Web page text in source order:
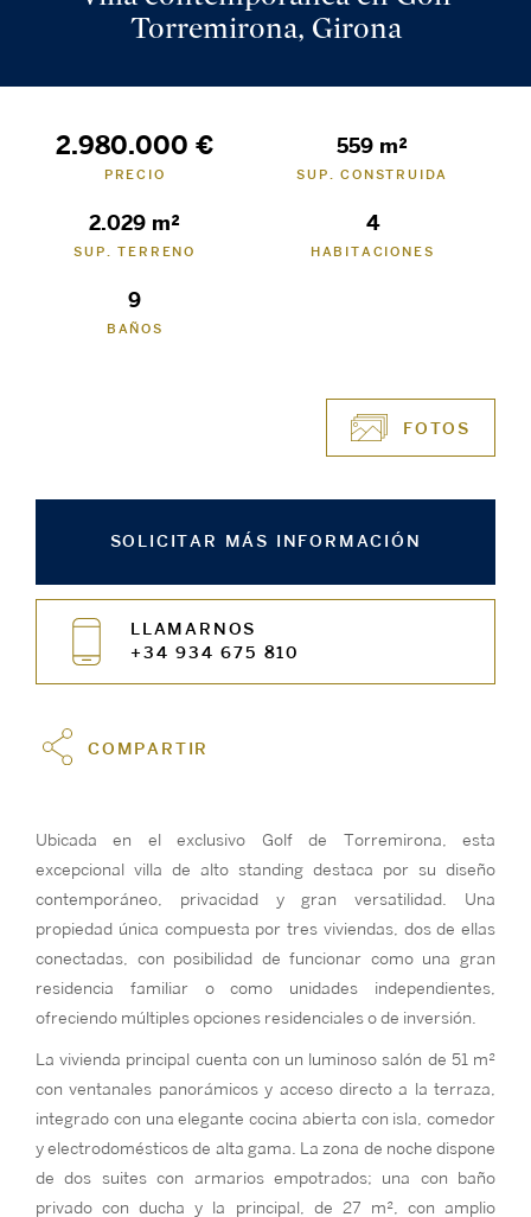
Torremirona, Girona
2.980.000 €
PRECIO
559 m²
SUP. CONSTRUIDA
2.029 m²
SUP. TERRENO
4
HABITACIONES
9
BAÑOS
FOTOS
SOLICITAR MÁS INFORMACIÓN
LLAMARNOS
+34 934 675 810
COMPARTIR
Ubicada en el exclusivo Golf de Torremirona, esta
excepcional villa de alto standing destaca por su diseño
contemporáneo, privacidad y gran versatilidad. Una
propiedad única compuesta por tres viviendas, dos de ellas
conectadas, con posibilidad de funcionar como una gran
residencia familiar o como unidades independientes,
ofreciendo múltiples opciones residenciales o de inversión.
La vivienda principal cuenta con un luminoso salón de 51 m²
con ventanales panorámicos y acceso directo a la terraza,
integrado con una elegante cocina abierta con isla, comedor
y electrodomésticos de alta gama. La zona de noche dispone
de dos suites con armarios empotrados; una con baño
privado con ducha y la principal, de 27 m², con amplio